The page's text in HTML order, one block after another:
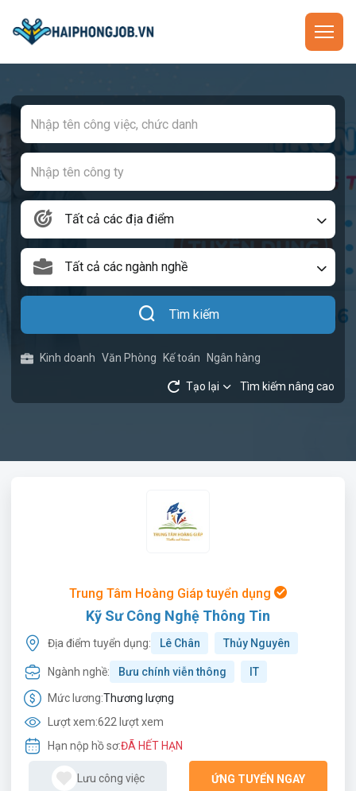
Tất cả các địa điểm
Tất cả các ngành nghề
Tìm kiếm
Kinh doanh Văn Phòng Kế toán Ngân hàng
Tạo lại Tìm kiếm nâng cao
Trung Tâm Hoàng Giáp tuyển dụng
Kỹ Sư Công Nghệ Thông Tin
Địa điểm tuyển dụng: Lê Chân Thủy Nguyên
Ngành nghề: Bưu chính viễn thông IT
Mức lương:Thương lượng
Lượt xem:622 lượt xem
Hạn nộp hồ sơ:ĐÃ HẾT HẠN
Lưu công việc ỨNG TUYỂN NGAY